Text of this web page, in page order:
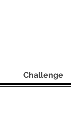
Challenge